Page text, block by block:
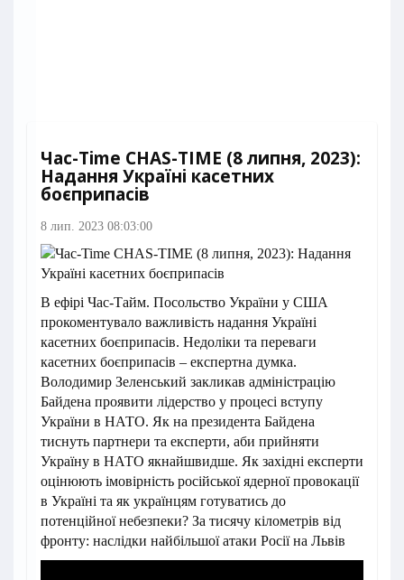
Час-Time CHAS-TIME (8 липня, 2023):
Надання Україні касетних
боєприпасів
8 лип. 2023 08:03:00
В ефірі Час-Тайм. Посольство України у США
прокоментувало важливість надання Україні
касетних боєприпасів. Недоліки та переваги
касетних боєприпасів – експертна думка.
Володимир Зеленський закликав адміністрацію
Байдена проявити лідерство у процесі вступу
України в НАТО. Як на президента Байдена
тиснуть партнери та експерти, аби прийняти
Україну в НАТО якнайшвидше. Як західні експерти
оцінюють імовірність російської ядерної провокації
в Україні та як українцям готуватись до
потенційної небезпеки? За тисячу кілометрів від
фронту: наслідки найбільшої атаки Росії на Львів